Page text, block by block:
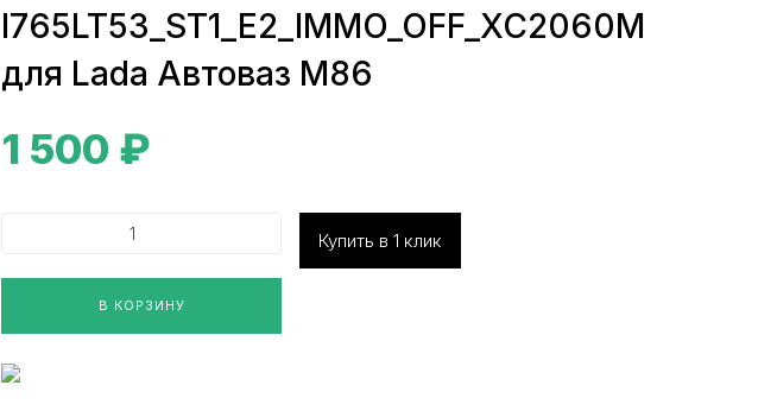
I765LT53_ST1_E2_IMMO_OFF_XC2060M
для Lada Автоваз М86
1 500 ₽
В КОРЗИНУ
Купить в 1 клик